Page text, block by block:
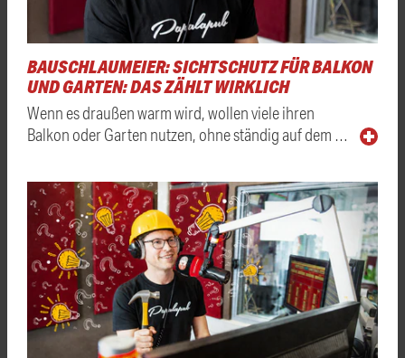
BAUSCHLAUMEIER: SICHTSCHUTZ FÜR BALKON
UND GARTEN: DAS ZÄHLT WIRKLICH
Wenn es draußen warm wird, wollen viele ihren
Balkon oder Garten nutzen, ohne ständig auf dem …